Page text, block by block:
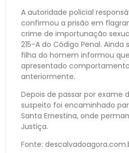
A autoridade policial
confirmou a prisão em
crime de importunação
215-A do Código Penal. Ainda
filha do homem informou
apresentado
anteriormente.
Depois de passar por exame
suspeito foi encaminhado
Santa Ernestina, onde
Justiça.
Fonte: